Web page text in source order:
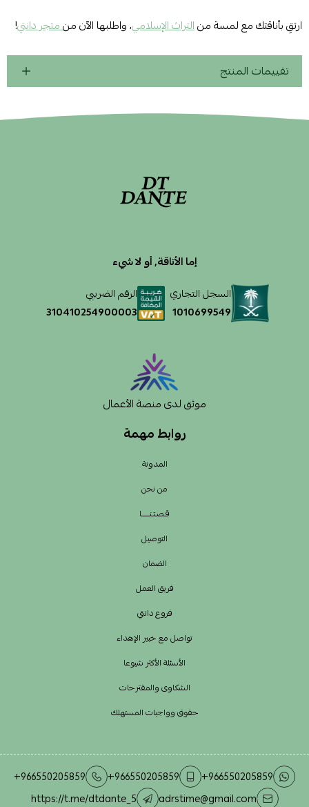
ارتقِ بأناقتك مع لمسة منالتراث الإسلامي، واطلبها الآن منمتجر دانتي!
تقييمات المنتج
روابط مهمة
المدونة
من نحن
قـصـتـنــــــا
التوصيل
الضمان
فريق العمل
فروع دانتي
تواصل مع خبير الإهداء
الأسئلة الأكثر شيوعا
الشكاوى والمقترحات
حقوق وواجبات المستهلك
إما الأناقة, أو لا شيء
السجل التجاري
1010699549
الرقم الضريبي
310410254900003
موثق لدى منصة الأعمال
+966550205859
+966550205859
+966550205859
adrstime@gmail.com
https://t.me/dtdante_5